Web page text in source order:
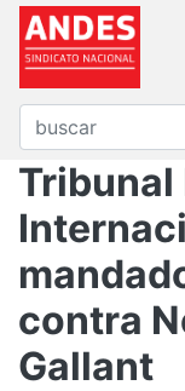
Tribunal
contra
Gallant